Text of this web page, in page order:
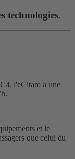
technologies.
l'eCitaro a une
et le
que celui du